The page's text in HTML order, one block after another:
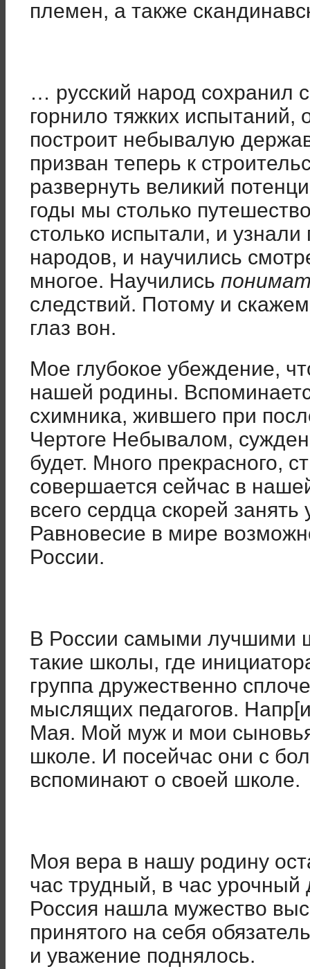
племен, а также
… русский народ сохранил
горнило тяжких испытаний,
построит небывалую
призван теперь к
развернуть великий
годы мы столько
столько испытали, и
народов, и научились
многое. Научились
следствий. Потому и
глаз вон.
Мое глубокое убеждение,
нашей родины.
схимника, жившего при
Чертоге Небывалом,
будет. Много прекрасного,
совершается сейчас в
всего сердца скорей
Равновесие в мире
России.
В России самыми лучшими
такие школы, где
группа дружественно
мыслящих педагогов.
Мая. Мой муж и мои
школе. И посейчас они с
вспоминают о своей школе.
Моя вера в нашу родину
час трудный, в час
Россия нашла мужество
принятого на себя
и уважение поднялось.